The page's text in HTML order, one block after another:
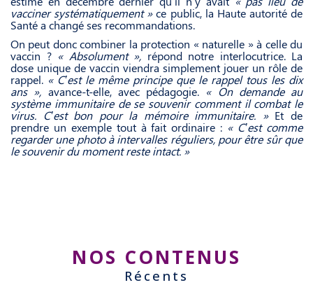
vacciner systématiquement »ce public, la Haute autorité de
Santé a changé ses recommandations.
On peut donc combiner la protection « naturelle » à celle du
vaccin ? « Absolument », répond notre interlocutrice. La
dose unique de vaccin viendra simplement jouer un rôle de
rappel. « C’est le même principe que le rappel tous les dix
ans », avance-t-elle, avec pédagogie. « On demande au
système immunitaire de se souvenir comment il combat le
virus. C’est bon pour la mémoire immunitaire. » Et de
prendre un exemple tout à fait ordinaire : « C’est comme
regarder une photo à intervalles réguliers, pour être sûr que
le souvenir du moment reste intact. »
NOS CONTENUS
Récents